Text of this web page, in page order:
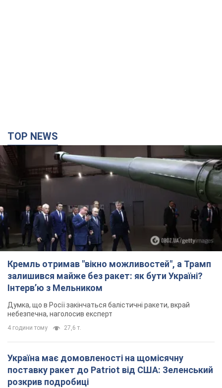
TOP NEWS
Кремль отримав "вікно можливостей", а Трамп
залишився майже без ракет: як бути Україні?
Інтерв’ю з Мельником
Думка, що в Росії закінчаться балістичні ракети, вкрай
небезпечна, наголосив експерт
4 години тому 27,6 т.
Україна має домовленості на щомісячну
поставку ракет до Patriot від США: Зеленський
розкрив подробиці